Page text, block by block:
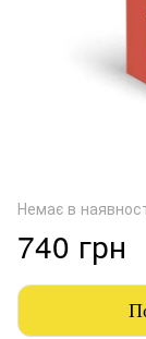
Немає в
740 грн